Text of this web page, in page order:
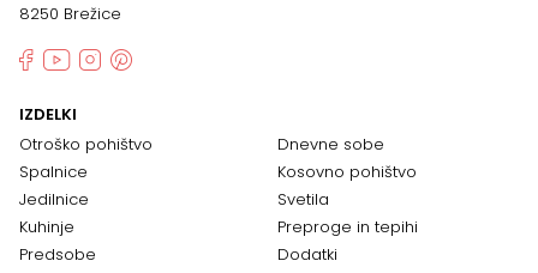
8250 Brežice
IZDELKI
Otroško pohištvo
Spalnice
Jedilnice
Kuhinje
Predsobe
Dnevne sobe
Kosovno pohištvo
Svetila
Preproge in tepihi
Dodatki